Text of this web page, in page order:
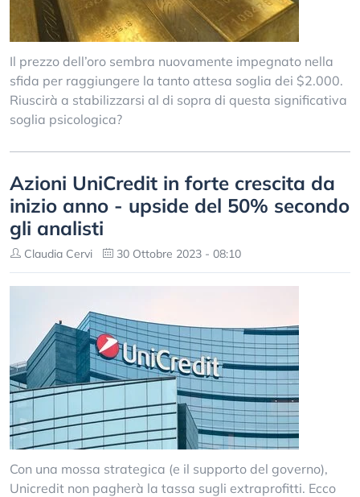
Il prezzo dell’oro sembra nuovamente impegnato nella
sfida per raggiungere la tanto attesa soglia dei $2.000.
Riuscirà a stabilizzarsi al di sopra di questa significativa
soglia psicologica?
Azioni UniCredit in forte crescita da
inizio anno - upside del 50% secondo
gli analisti
Claudia Cervi 30 Ottobre 2023 - 08:10
Con una mossa strategica (e il supporto del governo),
Unicredit non pagherà la tassa sugli extraprofitti. Ecco